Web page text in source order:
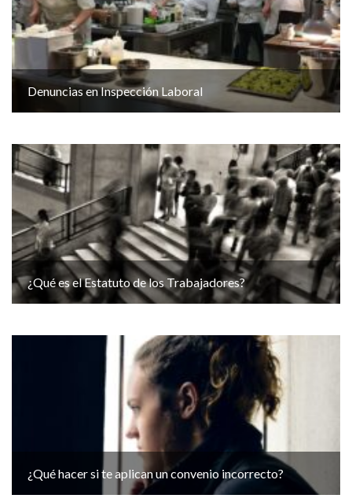
Denuncias en Inspección Laboral
¿Qué es el Estatuto de los Trabajadores?
¿Qué hacer si te aplican un convenio incorrecto?